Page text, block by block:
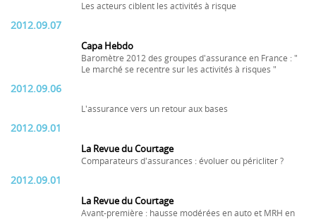
Les acteurs ciblent les activités à risque
2012.09.07
Capa Hebdo
Baromètre 2012 des groupes d'assurance en France : "
Le marché se recentre sur les activités à risques "
2012.09.06
L'assurance vers un retour aux bases
2012.09.01
La Revue du Courtage
Comparateurs d'assurances : évoluer ou péricliter ?
2012.09.01
La Revue du Courtage
Avant-première : hausse modérées en auto et MRH en